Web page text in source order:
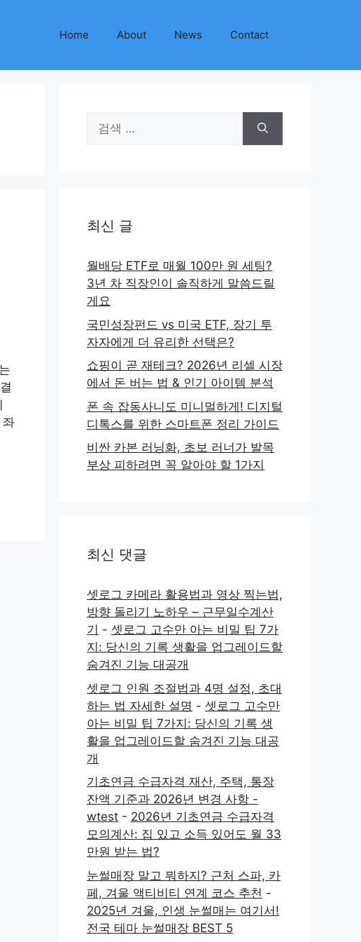
Home About News Contact
좌
색:
최신 글
월배당 ETF로 매월 100만 원 세팅?
3년 차 직장인이 솔직하게 말씀드릴
게요
국민성장펀드 vs 미국 ETF, 장기 투
자자에게 더 유리한 선택은?
쇼핑이 곧 재테크? 2026년 리셀 시장
에서 돈 버는 법 & 인기 아이템 분석
폰 속 잡동사니도 미니멀하게! 디지털
디톡스를 위한 스마트폰 정리 가이드
비싼 카본 러닝화, 초보 러너가 발목
부상 피하려면 꼭 알아야 할 1가지
최신 댓글
셋로그 카메라 활용법과 영상 찍는법,
방향 돌리기 노하우 – 근무일수계산
기 - 셋로그 고수만 아는 비밀 팁 7가
지: 당신의 기록 생활을 업그레이드할
숨겨진 기능 대공개
셋로그 인원 조절법과 4명 설정, 초대
하는 법 자세한 설명 - 셋로그 고수만
아는 비밀 팁 7가지: 당신의 기록 생
활을 업그레이드할 숨겨진 기능 대공
개
기초연금 수급자격 재산, 주택, 통장
잔액 기준과 2026년 변경 사항 -
wtest - 2026년 기초연금 수급자격
모의계산: 집 있고 소득 있어도 월 33
만원 받는 법?
눈썰매장 말고 뭐하지? 근처 스파, 카
페, 겨울 액티비티 연계 코스 추천 -
2025년 겨울, 인생 눈썰매는 여기서!
전국 테마 눈썰매장 BEST 5